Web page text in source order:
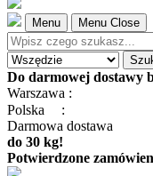
Menu Menu Close
Do darmowej dostawy
Warszawa :
Polska
:
Darmowa dostawa
do 30 kg!
Potwierdzone